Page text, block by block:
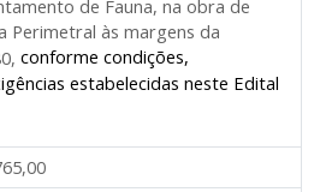
de Fauna, na obra de
Perimetral às margens da
conforme condições,
estabelecidas neste Edital